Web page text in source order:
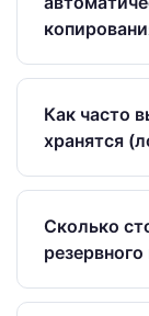
В систему
важные
данных,
документы
Как часто
хранятся
График и
объекты
(ежечасно/
Сколько
Стоимость